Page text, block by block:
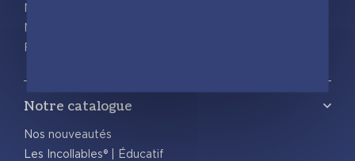
Nous rejoindre
Nous contacter
Foreign rights
Notre catalogue
Nos nouveautés
Les Incollables® | Éducatif